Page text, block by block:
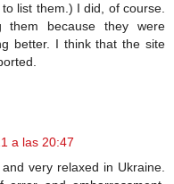
list them.) I did, of course.
them because they were
better. I think that the site
a las 20:47
very relaxed in Ukraine.